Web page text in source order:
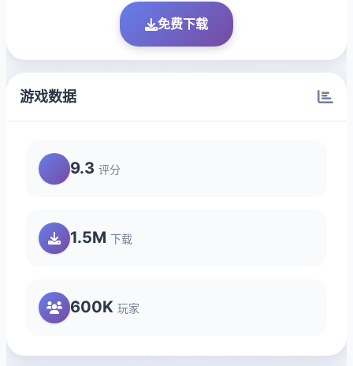
免费下载
游戏数据
9.3 评分
1.5M 下载
600K 玩家